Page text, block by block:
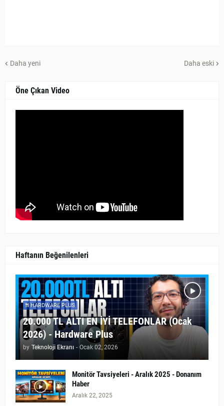
Daha yeni Daha eski
Öne Çıkan Video
Haftanın Beğenilenleri
HARDWARE PLUS
20.000 TL ALTI EN İYİ TELEFONLAR (Ocak
2026) - Hardware Plus
by Teknoloji Ekranı - Ocak 02, 2026
Monitör Tavsiyeleri - Aralık 2025 - Donanım
Haber
Aralık 22, 2025